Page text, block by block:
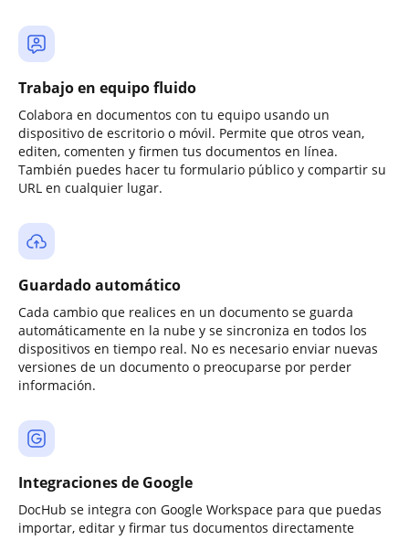
Trabajo en equipo fluido
Colabora en documentos con tu equipo usando un
dispositivo de escritorio o móvil. Permite que otros vean,
editen, comenten y firmen tus documentos en línea.
También puedes hacer tu formulario público y compartir su
URL en cualquier lugar.
Guardado automático
Cada cambio que realices en un documento se guarda
automáticamente en la nube y se sincroniza en todos los
dispositivos en tiempo real. No es necesario enviar nuevas
versiones de un documento o preocuparse por perder
información.
Integraciones de Google
DocHub se integra con Google Workspace para que puedas
importar, editar y firmar tus documentos directamente